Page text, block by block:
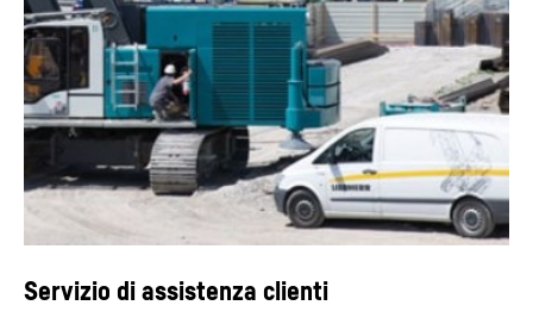
Servizio di assistenza clienti